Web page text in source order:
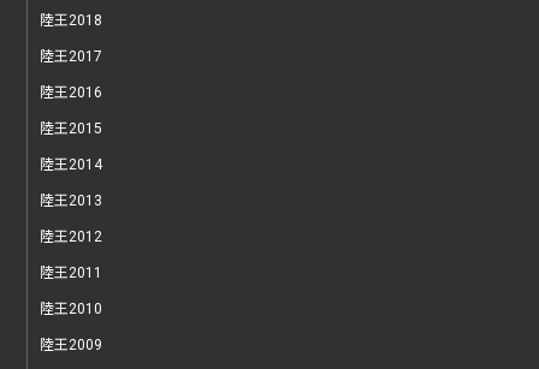
陸王2018
陸王2017
陸王2016
陸王2015
陸王2014
陸王2013
陸王2012
陸王2011
陸王2010
陸王2009